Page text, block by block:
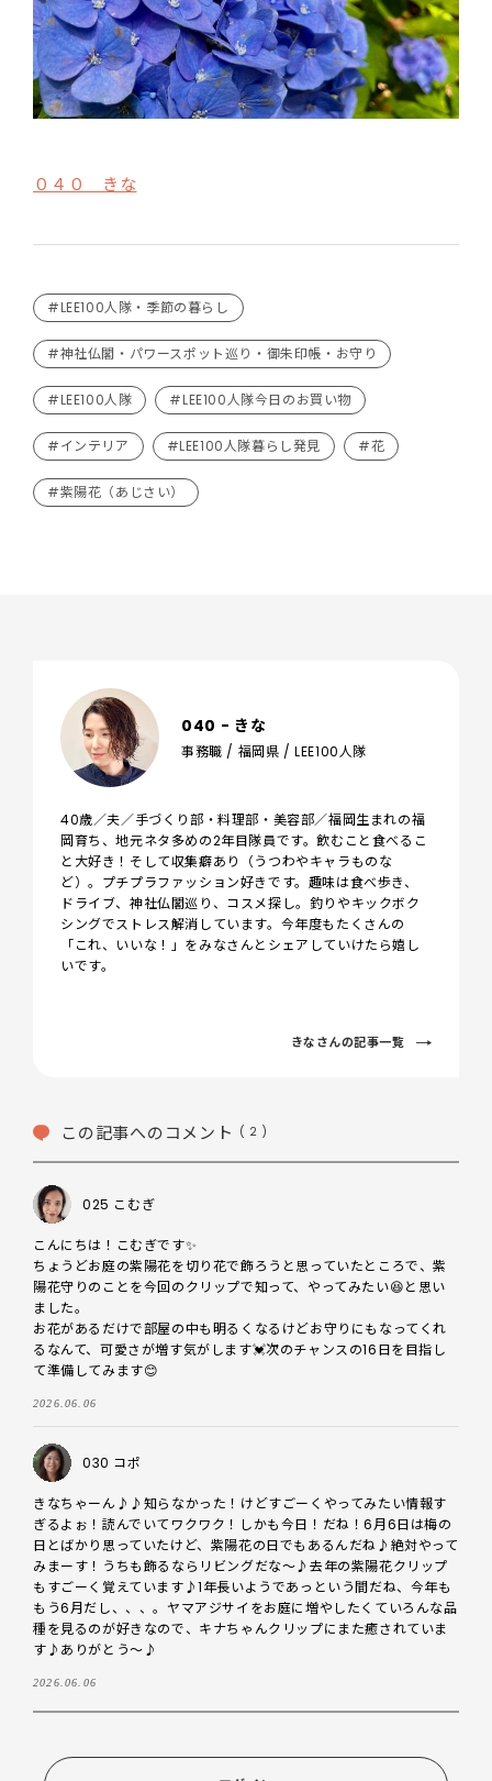
０４０ きな
#LEE100人隊・季節の暮らし
#神社仏閣・パワースポット巡り・御朱印帳・お守り
#LEE100人隊 #LEE100人隊今日のお買い物
#インテリア #LEE100人隊暮らし発見 #花
#紫陽花（あじさい）
040 - きな
事務職 / 福岡県 / LEE100人隊
40歳／夫／手づくり部・料理部・美容部／福岡生まれの福
岡育ち、地元ネタ多めの2年目隊員です。飲むこと食べるこ
と大好き！そして収集癖あり（うつわやキャラものな
ど）。プチプラファッション好きです。趣味は食べ歩き、
ドライブ、神社仏閣巡り、コスメ探し。釣りやキックボク
シングでストレス解消しています。今年度もたくさんの
「これ、いいな！」をみなさんとシェアしていけたら嬉し
いです。
きなさんの記事一覧
この記事へのコメント ( 2 )
025 こむぎ
こんにちは！こむぎです✨
ちょうどお庭の紫陽花を切り花で飾ろうと思っていたところで、紫
陽花守りのことを今回のクリップで知って、やってみたい😆と思い
ました。
お花があるだけで部屋の中も明るくなるけどお守りにもなってくれ
るなんて、可愛さが増す気がします💓次のチャンスの16日を目指し
て準備してみます😊
2026.06.06
030 コポ
きなちゃーん♪♪知らなかった！けどすごーくやってみたい情報す
ぎるよぉ！読んでいてワクワク！しかも今日！だね！6月6日は梅の
日とばかり思っていたけど、紫陽花の日でもあるんだね♪絶対やって
みまーす！うちも飾るならリビングだな～♪去年の紫陽花クリップ
もすごーく覚えています♪1年長いようであっという間だね、今年も
もう6月だし、、、。ヤマアジサイをお庭に増やしたくていろんな品
種を見るのが好きなので、キナちゃんクリップにまた癒されていま
す♪ありがとう～♪
2026.06.06